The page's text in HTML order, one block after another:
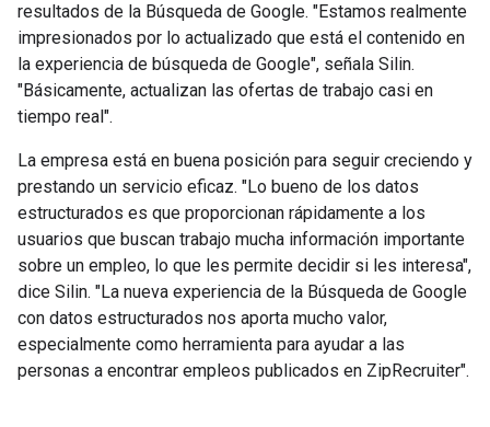
resultados de la Búsqueda de Google. "Estamos realmente
impresionados por lo actualizado que está el contenido en
la experiencia de búsqueda de Google", señala Silin.
"Básicamente, actualizan las ofertas de trabajo casi en
tiempo real".
La empresa está en buena posición para seguir creciendo y
prestando un servicio eficaz. "Lo bueno de los datos
estructurados es que proporcionan rápidamente a los
usuarios que buscan trabajo mucha información importante
sobre un empleo, lo que les permite decidir si les interesa",
dice Silin. "La nueva experiencia de la Búsqueda de Google
con datos estructurados nos aporta mucho valor,
especialmente como herramienta para ayudar a las
personas a encontrar empleos publicados en ZipRecruiter".